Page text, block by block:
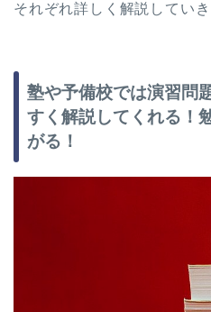
それぞれ詳しく解説していき
塾や予備校では演習問
すく解説してくれる！
がる！